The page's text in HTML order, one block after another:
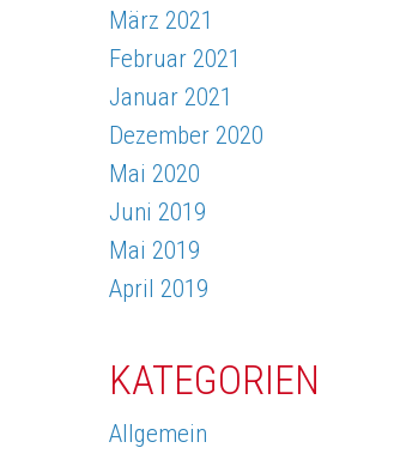
März 2021
Februar 2021
Januar 2021
Dezember 2020
Mai 2020
Juni 2019
Mai 2019
April 2019
KATEGORIEN
Allgemein